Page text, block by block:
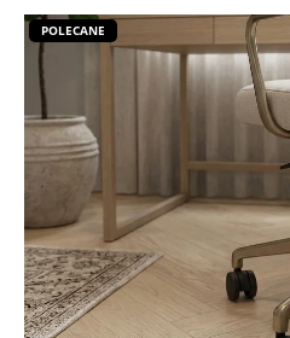
POLECANE